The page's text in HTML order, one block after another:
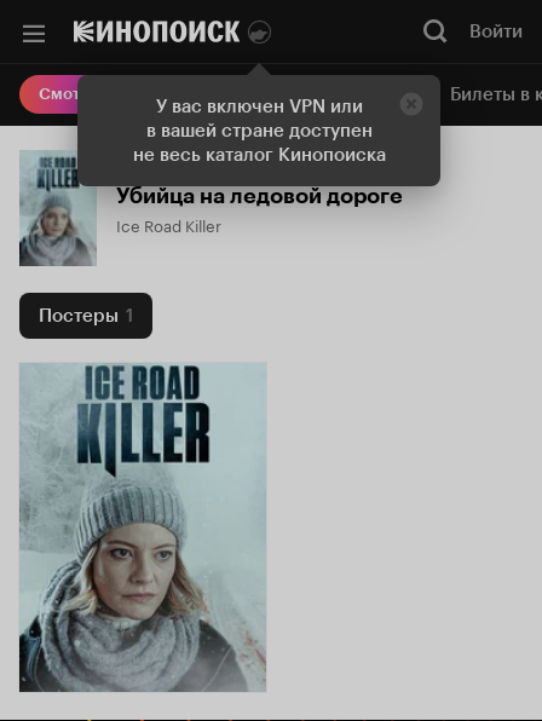
У вас включен VPN или
в вашей стране доступен
не весь каталог Кинопоиска
Войти
Смотреть кино Онлайн-кинотеатр Билеты в
Убийца на ледовой дороге
Ice Road Killer
Постеры 1